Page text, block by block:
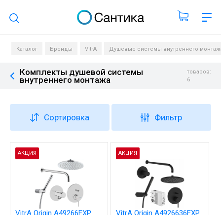
Поиск по каталогу
Каталог Бренды VitrA Душевые системы внутреннего
Комплекты душевой системы
внутреннего монтажа
товаров:
6
Сортировка Фильтр
АКЦИЯ
VitrA Origin A49266EXP
АКЦИЯ
VitrA Origin A4926636EXP